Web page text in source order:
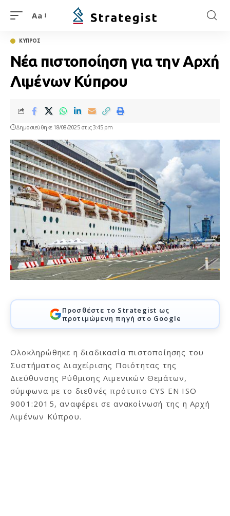
Aa
ΚΥΠΡΟΣ
Νέα πιστοποίηση για την Αρχή
Λιμένων Κύπρου
Δημοσιεύθηκε 18/08/2025 στις 3:45 pm
Προσθέστε το Strategist ως
προτιμώμενη πηγή στο Google
Ολοκληρώθηκε η διαδικασία πιστοποίησης του
Συστήματος Διαχείρισης Ποιότητας της
Διεύθυνσης Ρύθμισης Λιμενικών Θεμάτων,
σύμφωνα με το διεθνές πρότυπο CYS EN ISO
9001:2015, αναφέρει σε ανακοίνωσή της η Αρχή
Λιμένων Κύπρου.